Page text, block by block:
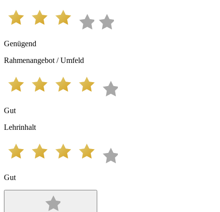
Genügend
Rahmenangebot / Umfeld
Gut
Lehrinhalt
Gut